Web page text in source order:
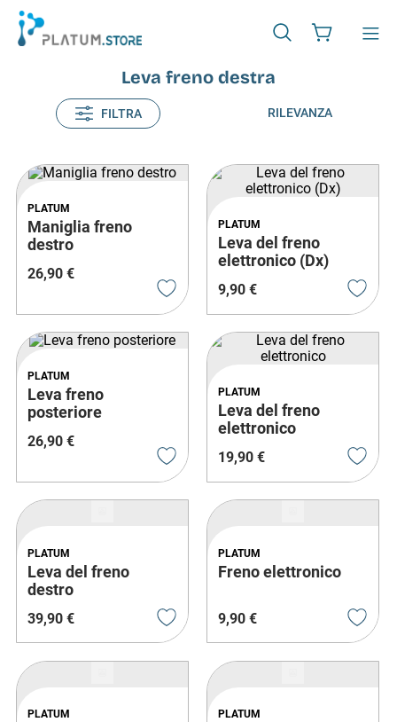
Leva freno destra
FILTRA RILEVANZA
PLATUM
Maniglia freno
destro
26,90 €
PLATUM
Leva del freno
elettronico (Dx)
9,90 €
PLATUM
Leva freno
posteriore
26,90 €
PLATUM
Leva del freno
elettronico
19,90 €
PLATUM
Leva del freno
destro
39,90 €
PLATUM
Freno elettronico
9,90 €
PLATUM PLATUM